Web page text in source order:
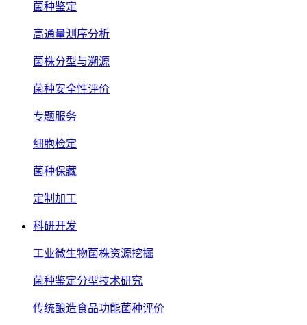
菌种鉴定
高通量测序分析
菌株分型与溯源
菌种安全性评价
专题服务
细胞检定
菌种保藏
定制加工
科研开发
工业微生物菌株资源挖掘
菌种鉴定分型技术研究
传统酿造食品功能菌种评价